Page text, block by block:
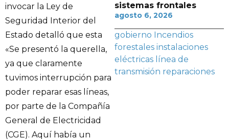
invocar la Ley de
Seguridad Interior del
Estado detalló que esta
«Se presentó la querella,
ya que claramente
tuvimos interrupción para
poder reparar esas líneas,
por parte de la Compañía
General de Electricidad
(CGE). Aquí había un
sistemas frontales
agosto 6, 2026
gobierno Incendios
forestales instalaciones
eléctricas línea de
transmisión reparaciones